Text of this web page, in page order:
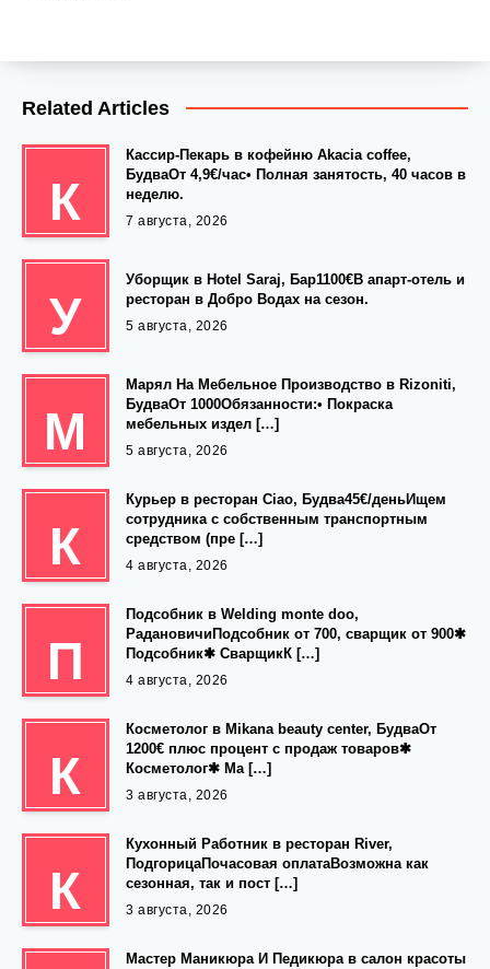
Related Articles
К
Кассир-Пекарь в кофейню Akacia coffee,
БудваОт 4,9€/час• Полная занятость, 40 часов в
неделю.
7 августа, 2026
У
Уборщик в Hotel Saraj, Бар1100€В апарт-отель и
ресторан в Добро Водах на сезон.
5 августа, 2026
М
Марял На Мебельное Производство в Rizoniti,
БудваОт 1000Обязанности:• Покраска
мебельных издел […]
5 августа, 2026
К
Курьер в ресторан Ciao, Будва45€/деньИщем
сотрудника с собственным транспортным
средством (пре […]
4 августа, 2026
П
Подсобник в Welding monte doo,
РадановичиПодсобник от 700, сварщик от 900✱
Подсобник✱ СварщикК […]
4 августа, 2026
К
Косметолог в Mikana beauty center, БудваОт
1200€ плюс процент с продаж товаров✱
Косметолог✱ Ма […]
3 августа, 2026
К
Кухонный Работник в ресторан River,
ПодгорицаПочасовая оплатаВозможна как
сезонная, так и пост […]
3 августа, 2026
Мастер Маникюра И Педикюра в салон красоты